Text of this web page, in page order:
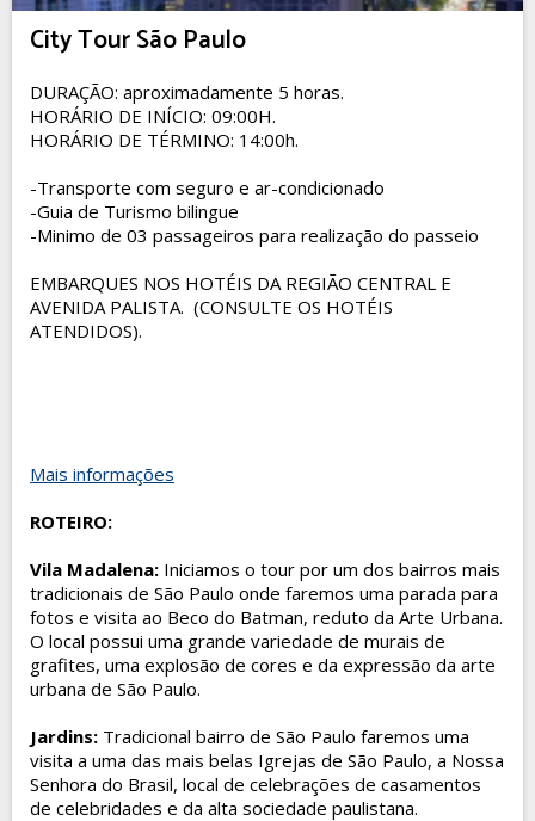
City Tour São Paulo
DURAÇÃO: aproximadamente 5 horas.
HORÁRIO DE INÍCIO: 09:00H.
HORÁRIO DE TÉRMINO: 14:00h.
-Transporte com seguro e ar-condicionado
-Guia de Turismo bilingue
-Minimo de 03 passageiros para realização do passeio
EMBARQUES NOS HOTÉIS DA REGIÃO CENTRAL E
AVENIDA PALISTA. (CONSULTE OS HOTÉIS
ATENDIDOS).
Mais informações
ROTEIRO:
Vila Madalena: Iniciamos o tour por um dos bairros mais
tradicionais de São Paulo onde faremos uma parada para
fotos e visita ao Beco do Batman, reduto da Arte Urbana.
O local possui uma grande variedade de murais de
grafites, uma explosão de cores e da expressão da arte
urbana de São Paulo.
Jardins: Tradicional bairro de São Paulo faremos uma
visita a uma das mais belas Igrejas de São Paulo, a Nossa
Senhora do Brasil, local de celebrações de casamentos
de celebridades e da alta sociedade paulistana.